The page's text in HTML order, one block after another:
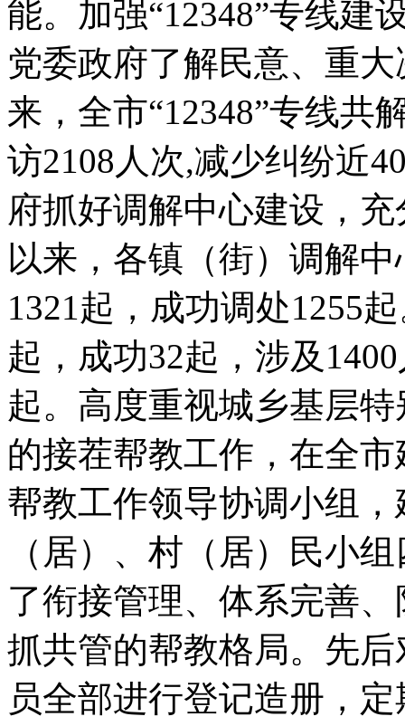
能。加强“12348”专线建
党委政府了解民意、重
来，全市“12348”专线共
访2108人次,减少纠纷近
府抓好调解中心建设，
以来，各镇（街）调解
1321起，成功调处1255
起，成功32起，涉及
起。高度重视城乡基层
的接茬帮教工作，在全
帮教工作领导协调小组
（居）、村（居）民小
了衔接管理、体系完善
抓共管的帮教格局。先
员全部进行登记造册，